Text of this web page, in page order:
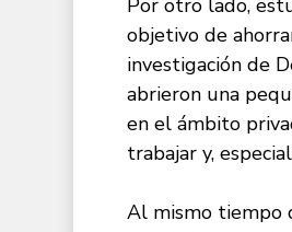
Por otro lado,
objetivo de
investigación de
abrieron una
en el ámbito
trabajar y,
Al mismo tiempo